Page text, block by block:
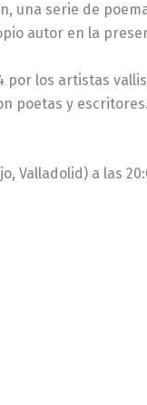
una serie de
autor en la
los artistas
poetas y
Valladolid) a las